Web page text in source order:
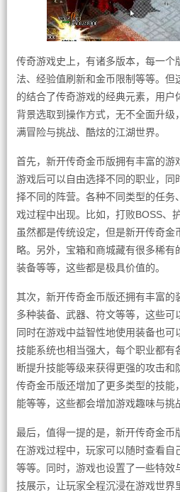
传奇游戏史上，有诸多版本，每一个
法、经验值刷新和金币限制等等。但
的结合了传奇游戏的经典元素，用户
背景选取到操作方式，无不全面升级
满冒险与挑战、酷炫的江湖世界。
首先，新开传奇金币版拥有丰富的游
游戏后可以自由选择不同的职业，同
择不同的阵营。各种不同类型的任务
戏过程中出现。比如，打败BOSS、
虽然都是传统设定，但是新开传奇
略。另外，宝箱和商城藏有很多稀有
装备等等，这些都是极具价值的。
其次，新开传奇金币版还拥有丰富的
多种装备、武器、符文等等，这些可
同时在游戏中益智性地使用装备也可
技能系统也相当强大，每个职业都有
断提升技能等级来获得更强的攻击
传奇金币版还增加了更多类型的技能
能等等，这些都会增加游戏趣味与挑
最后，值得一提的是，新开传奇金币
在游戏过程中，玩家可以随时查看自
等等。同时，游戏也设置了一些特效
技展示，让玩家全程沉浸在游戏世界